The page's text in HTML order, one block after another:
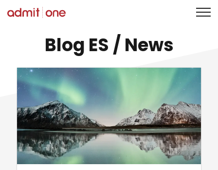
Blog ES / News